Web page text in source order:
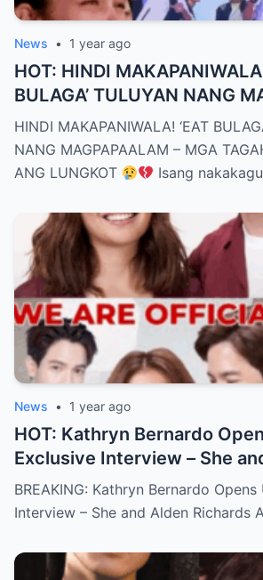
News • 1 year ago
HOT: HINDI
BULAGA’ TULUYAN NANG
– MGA TAGAHANGA, LABIS
HINDI MAKAPANIWALA! ‘EAT
NANG MAGPAPAALAM – MGA
ANG LUNGKOT
Isang
News • 1 year ago
HOT: Kathryn Bernardo
Exclusive Interview – She
Richards Are Now Officially
BREAKING: Kathryn Bernardo
Interview – She and Alden Richards